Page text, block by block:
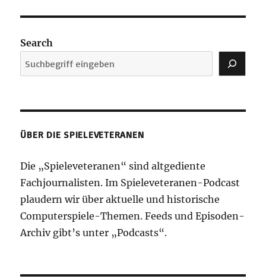
Search
ÜBER DIE SPIELEVETERANEN
Die „Spieleveteranen“ sind altgediente
Fachjournalisten. Im Spieleveteranen-Podcast
plaudern wir über aktuelle und historische
Computerspiele-Themen. Feeds und Episoden-
Archiv gibt’s unter „Podcasts“.